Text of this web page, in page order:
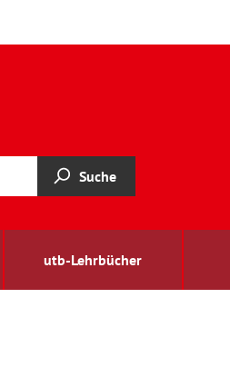
Suche
utb-Lehrbücher